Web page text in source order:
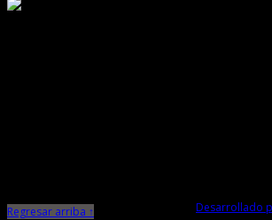
Desarrollado
Regresar arriba ↑